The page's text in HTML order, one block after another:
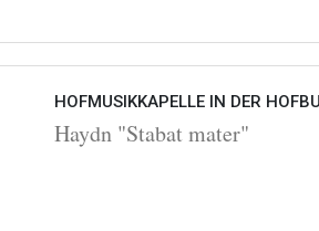
HOFMUSIKKAPELLE IN DER
Haydn "Stabat mater"